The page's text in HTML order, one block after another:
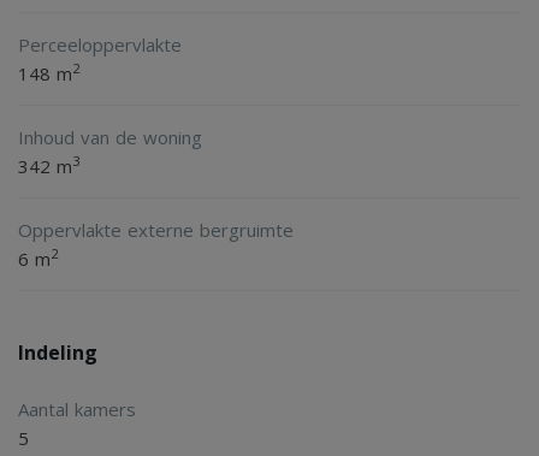
- Fraai aangelegde, besloten achtertuin
- Volop parkeergelegenheid voor de woning
- Gelegen in een geliefde en kindvriendelijke woonwijk
- Goede bereikbaarheid richting A15, A12, Tiel, Arnhem en
Utrecht
Perceeloppervlakte
148 m2
Inhoud van de woning
342 m3
Oppervlakte externe bergruimte
6 m2
Indeling
Aantal kamers
5